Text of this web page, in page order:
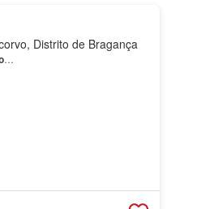
Distrito de Bragança
…